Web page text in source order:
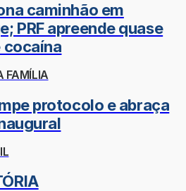
caminhão em
PRF apreende quase
cocaína
FAMÍLIA
protocolo e abraça